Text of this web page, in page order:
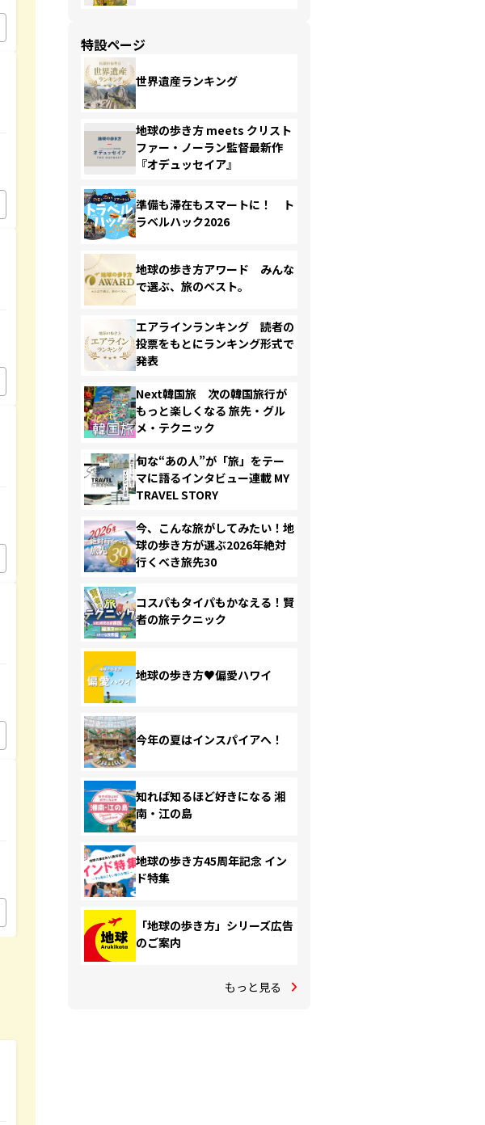
特設ページ
世界遺産ランキング
地球の歩き方 meets クリスト
ファー・ノーラン監督最新作
『オデュッセイア』
準備も滞在もスマートに！ ト
ラベルハック2026
地球の歩き方アワード みんな
で選ぶ、旅のベスト。
エアラインランキング 読者の
投票をもとにランキング形式で
発表
Next韓国旅 次の韓国旅行が
もっと楽しくなる 旅先・グル
メ・テクニック
旬な“あの人”が「旅」をテー
マに語るインタビュー連載 MY
TRAVEL STORY
今、こんな旅がしてみたい！地
球の歩き方が選ぶ2026年絶対
行くべき旅先30
コスパもタイパもかなえる！賢
者の旅テクニック
地球の歩き方♥偏愛ハワイ
今年の夏はインスパイアへ！
知れば知るほど好きになる 湘
南・江の島
地球の歩き方45周年記念 イン
ド特集
「地球の歩き方」シリーズ広告
のご案内
もっと見る